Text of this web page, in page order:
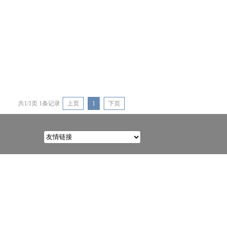
共1/1页 1条记录 上页 1 下页